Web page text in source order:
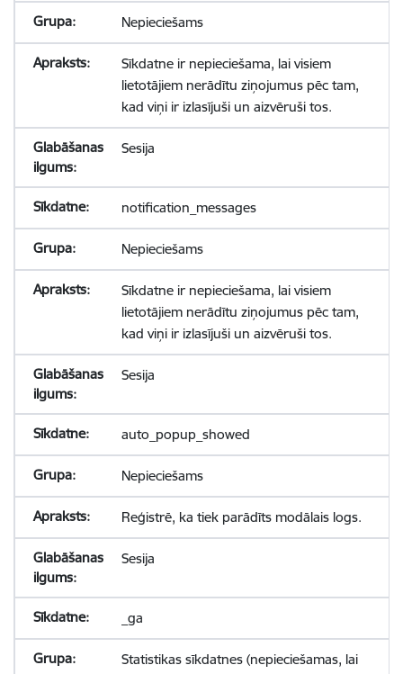
Nepieciešams
Sīkdatne ir nepieciešama, lai visiem
lietotājiem nerādītu ziņojumus pēc tam,
kad viņi ir izlasījuši un aizvēruši tos.
Sesija
notification_messages
Nepieciešams
Sīkdatne ir nepieciešama, lai visiem
lietotājiem nerādītu ziņojumus pēc tam,
kad viņi ir izlasījuši un aizvēruši tos.
Sesija
auto_popup_showed
Nepieciešams
Reģistrē, ka tiek parādīts modālais logs.
Sesija
_ga
Statistikas sīkdatnes (nepieciešamas, lai